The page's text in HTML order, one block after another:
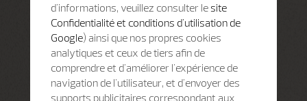
d'informations, veuillez consulter le site
Confidentialité et conditions d'utilisation de
Google) ainsi que nos propres cookies
analytiques et ceux de tiers afin de
comprendre et d'améliorer l'expérience de
navigation de l'utilisateur, et d'envoyer des
supports publicitaires correspondant aux